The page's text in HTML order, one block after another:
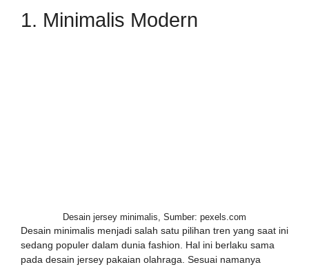
1. Minimalis Modern
Desain jersey minimalis, Sumber: pexels.com
Desain minimalis menjadi salah satu pilihan tren yang saat ini
sedang populer dalam dunia fashion. Hal ini berlaku sama
pada desain jersey pakaian olahraga. Sesuai namanya